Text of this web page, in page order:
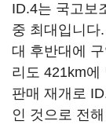
ID.4는 국고보
중 최대입니다
대 후반대에
리도 421km에
판매 재개로
인 것으로 전